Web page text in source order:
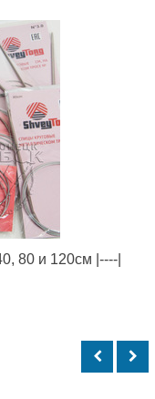
80 и 120см |----|